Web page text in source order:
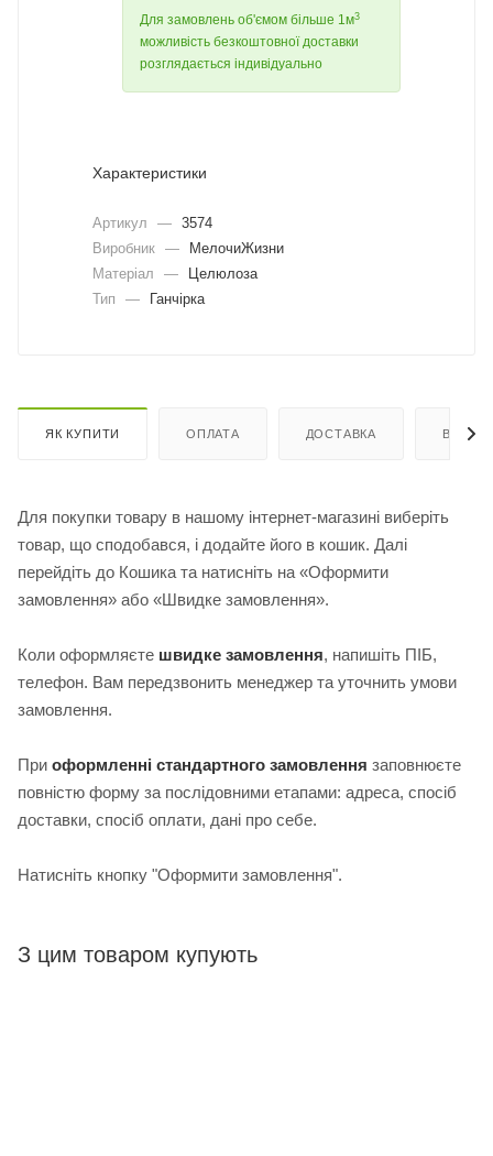
Для замовлень об'ємом більше 1м3
можливість безкоштовної доставки
розглядається індивідуально
Характеристики
Артикул — 3574
Виробник —
МелочиЖизни
Матеріал
—
Целюлоза
Тип
— Ганчірка
ЯК КУПИТИ ОПЛАТА ДОСТАВКА
Для покупки товару в нашому інтернет-магазині виберіть
товар, що сподобався, і додайте його в кошик. Далі
перейдіть до Кошика та натисніть на «Оформити
замовлення» або «Швидке замовлення».
Коли оформляєте швидке замовлення, напишіть ПІБ,
телефон. Вам передзвонить менеджер та уточнить умови
замовлення.
При оформленні стандартного замовлення заповнюєте
повністю форму за послідовними етапами: адреса, спосіб
доставки, спосіб оплати, дані про себе.
Натисніть кнопку "Оформити замовлення".
З цим товаром купують